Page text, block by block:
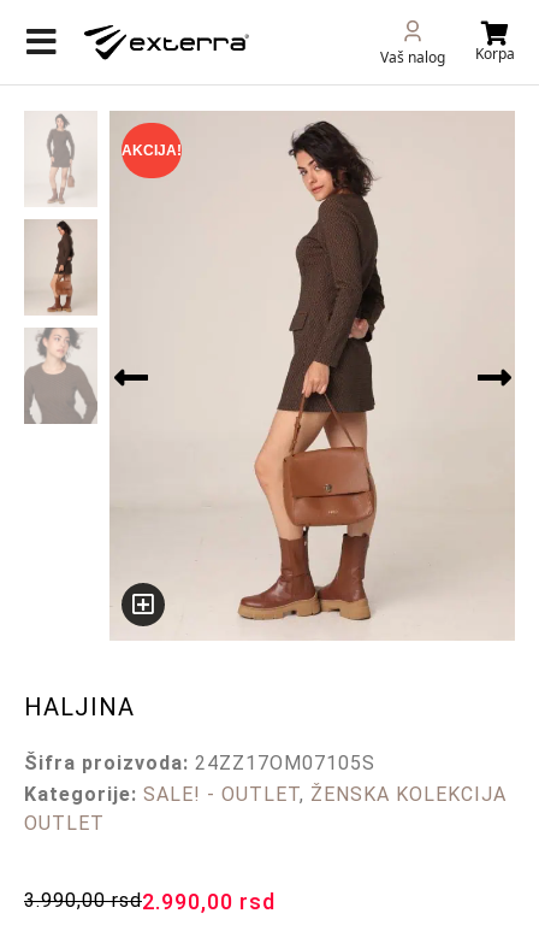
Vaš nalog Korpa
AKCIJA!
HALJINA
Šifra proizvoda: 24ZZ17OM07105S
Kategorije: SALE! - OUTLET, ŽENSKA KOLEKCIJA
OUTLET
3.990,00rsd2.990,00 rsd